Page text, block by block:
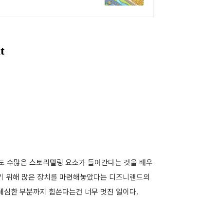
수많은 스토리텔링 요소가 들어간다는 것을 배우
위해 많은 장치를 마련해놓았다는 디즈니랜드의
한 부분까지 힘쓴다는건 너무 멋진 일이다.